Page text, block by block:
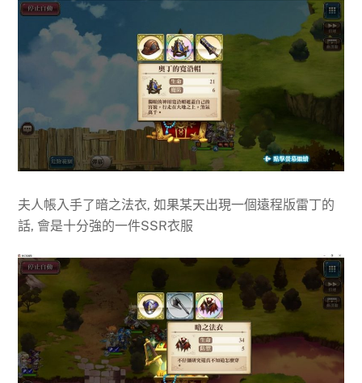
夫人帳入手了暗之法衣, 如果某天出現一個遠程版雷丁的
話, 會是十分強的一件SSR衣服